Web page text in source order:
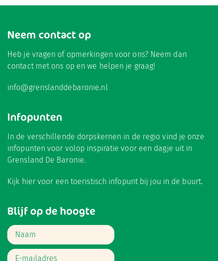
Neem contact op
Heb je vragen of opmerkingen voor ons? Neem dan
contact met ons op en we helpen je graag!
info@grenslanddebaronie.nl
Infopunten
In de verschillende dorpskernen in de regio vind je onze
infopunten voor volop inspiratie voor een dagje uit in
Grensland De Baronie.
Kijk hiervoor een toeristisch infopunt bij jou in de buurt.
Blijf op de hoogte